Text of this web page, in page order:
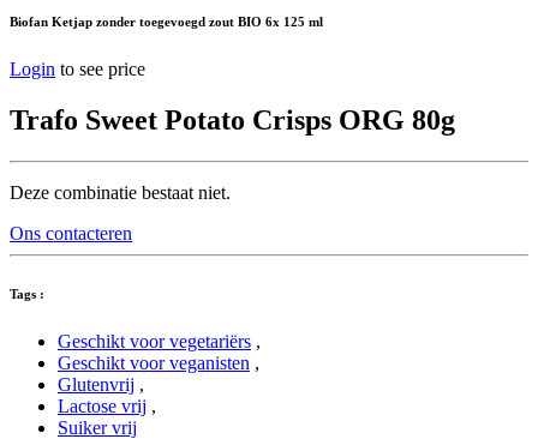
Biofan Ketjap zonder toegevoegd zout BIO 6x 125 ml
Login to see price
Trafo Sweet Potato Crisps ORG 80g
Deze combinatie bestaat niet.
Ons contacteren
Tags :
Geschikt voor vegetariërs ,
Geschikt voor veganisten ,
Glutenvrij ,
Lactose vrij ,
Suiker vrij